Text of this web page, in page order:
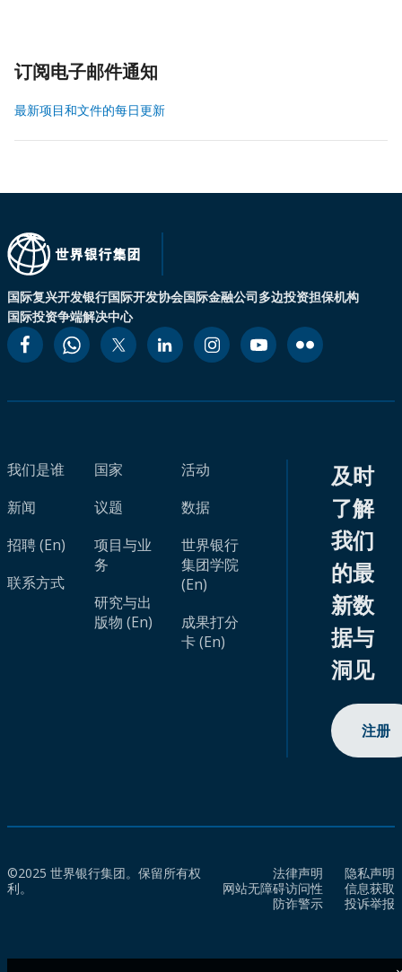
订阅电子邮件通知
最新项目和文件的每日更新
国际复兴开发银行国际开发协会国际金融公司多边投资担保机构
国际投资争端解决中心
我们是谁
新闻
招聘 (En)
联系方式
国家
议题
项目与业
务
研究与出
版物 (En)
活动
数据
世界银行
集团学院
(En)
成果打分
卡 (En)
及时
了解
我们
的最
新数
据与
洞见
注册
©2025 世界银行集团。保留所有权
利。
法律声明
隐私声明
网站无障碍访问性
信息获取
防诈警示
投诉举报